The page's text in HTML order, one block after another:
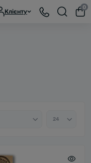
Клієнту
0